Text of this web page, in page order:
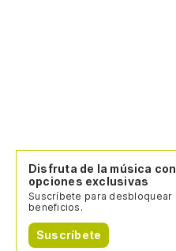
Disfruta de la música con
opciones exclusivas
Suscríbete para desbloquear
beneficios.
Suscríbete